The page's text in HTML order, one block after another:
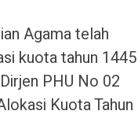
Agama telah
kuota tahun 1445
PHU No 02
Kuota Tahun